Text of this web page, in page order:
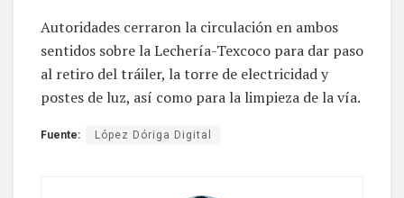
Autoridades cerraron la circulación en ambos
sentidos sobre la Lechería-Texcoco para dar paso
al retiro del tráiler, la torre de electricidad y
postes de luz, así como para la limpieza de la vía.
Fuente: López Dóriga Digital